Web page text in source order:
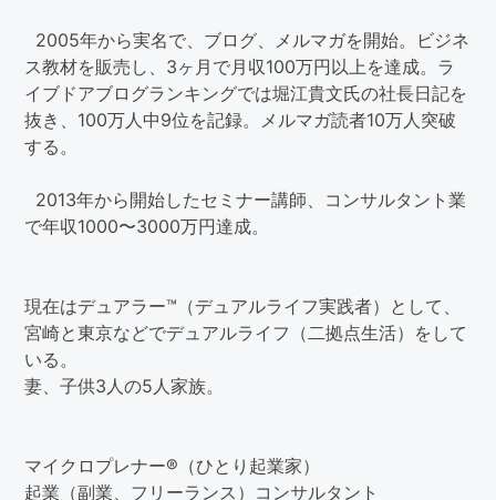
2005年から実名で、ブログ、メルマガを開始。ビジネ
ス教材を販売し、3ヶ月で月収100万円以上を達成。ラ
イブドアブログランキングでは堀江貴文氏の社長日記を
抜き、100万人中9位を記録。メルマガ読者10万人突破
する。
2013年から開始したセミナー講師、コンサルタント業
で年収1000〜3000万円達成。
現在はデュアラー™（デュアルライフ実践者）として、
宮崎と東京などでデュアルライフ（二拠点生活）をして
いる。
妻、子供3人の5人家族。
マイクロプレナー®（ひとり起業家）
起業（副業、フリーランス）コンサルタント